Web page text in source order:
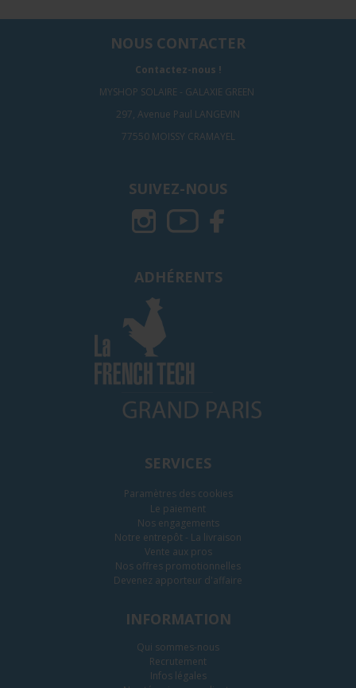
NOUS CONTACTER
Contactez-nous !
MYSHOP SOLAIRE - GALAXIE GREEN
297, Avenue Paul LANGEVIN
77550 MOISSY CRAMAYEL
SUIVEZ-NOUS
ADHÉRENTS
SERVICES
Paramètres des cookies
Le paiement
Nos engagements
Notre entrepôt - La livraison
Vente aux pros
Nos offres promotionnelles
Devenez apporteur d'affaire
INFORMATION
Qui sommes-nous
Recrutement
Infos légales